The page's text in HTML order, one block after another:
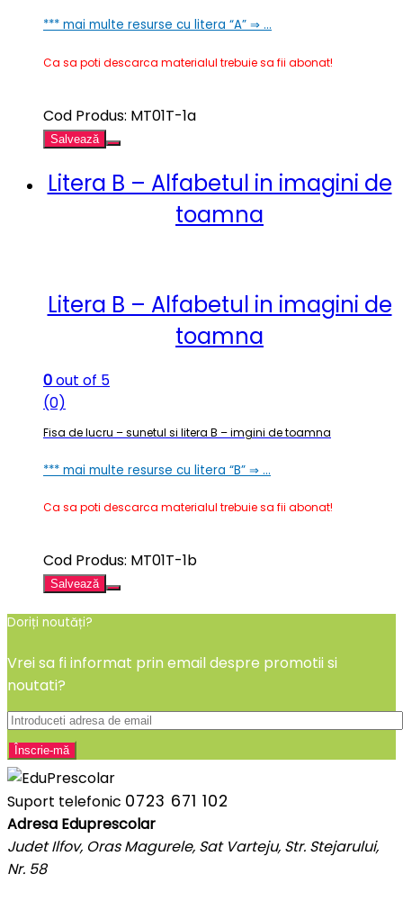
*** mai multe resurse cu litera “A” ⇒ …
Ca sa poti descarca materialul trebuie sa fii abonat!
Cod Produs: MT01T-1a
Salvează
Litera B – Alfabetul in imagini de
toamna
Litera B – Alfabetul in imagini de
toamna
0out of 5
(0)
Fisa de lucru – sunetul si litera B – imgini de toamna
*** mai multe resurse cu litera “B” ⇒ …
Ca sa poti descarca materialul trebuie sa fii abonat!
Cod Produs: MT01T-1b
Salvează
Doriți noutăți?
Vrei sa fi informat prin email despre promotii si
noutati?
Suport telefonic 0723 671 102
Adresa Eduprescolar
Judet Ilfov, Oras Magurele, Sat Varteju, Str. Stejarului,
Nr. 58